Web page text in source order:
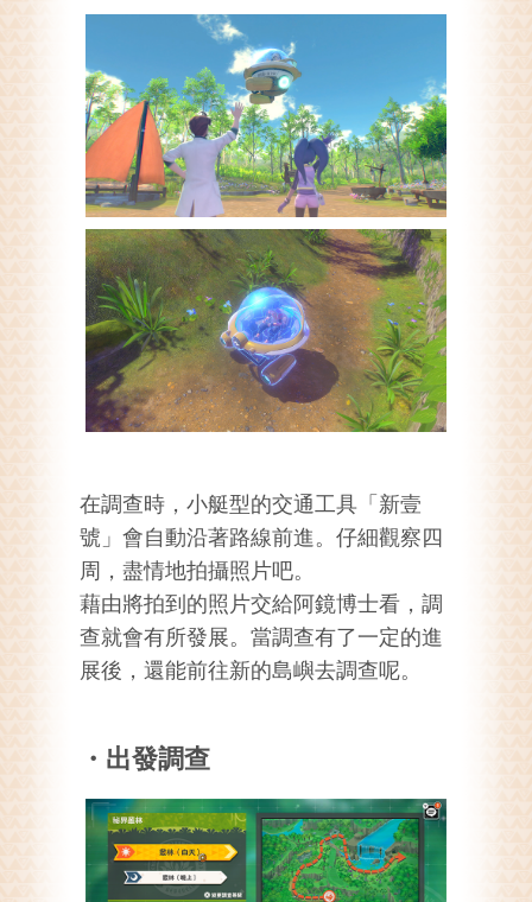
在調查時，小艇型的交通工具「新壹
號」會自動沿著路線前進。仔細觀察四
周，盡情地拍攝照片吧。
藉由將拍到的照片交給阿鏡博士看，調
查就會有所發展。當調查有了一定的進
展後，還能前往新的島嶼去調查呢。
・出發調查